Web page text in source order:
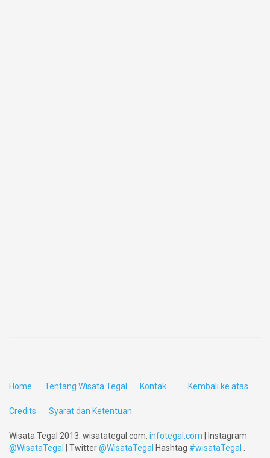
Kembali ke atas
Home Tentang Wisata Tegal Kontak
Credits Syarat dan Ketentuan
Wisata Tegal 2013. wisatategal.com. infotegal.com | Instagram
@WisataTegal
| Twitter@WisataTegal Hashtag #wisataTegal .